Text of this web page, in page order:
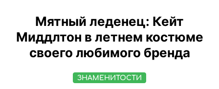
Мятный леденец: Кейт
Миддлтон в летнем костюме
своего любимого бренда
ЗНАМЕНИТОСТИ